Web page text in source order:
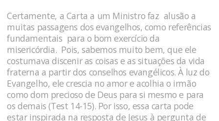
Certamente, a Carta a um Ministro faz alusão a
muitas passagens dos evangelhos, como referências
fundamentais para o bom exercício da
misericórdia. Pois, sabemos muito bem, que ele
costumava discenir as coisas e as situações da vida
fraterna a partir dos conselhos evangélicos. À luz do
Evangelho, ele crescia no amor e acolhia o irmão
como dom precioso de Deus para si mesmo e para
os demais (Test 14-15). Por isso, essa carta pode
estar inspirada na resposta de Jesus à pergunta de